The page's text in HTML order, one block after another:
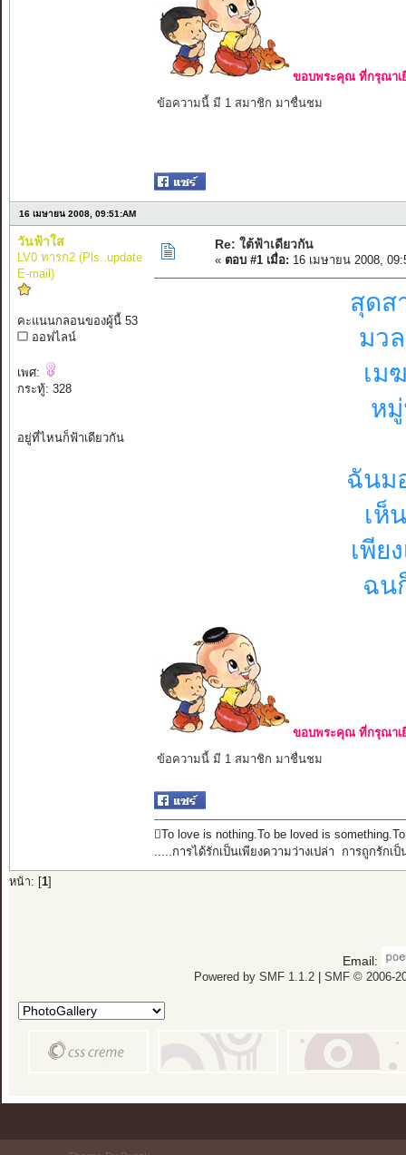
ขอบพระคุณ ที่กรุณาเ
ข้อความนี้ มี 1 สมาชิก มาชื่นชม
16 เมษายน 2008, 09:51:AM
วันฟ้าใส
LV0 ทารก2 (Pls..update
E-mail)
คะแนนกลอนของผู้นี้ 53
ออฟไลน์
เพศ:
กระทู้: 328
อยู่ที่ไหนก็ฟ้าเดียวกัน
Re: ใต้ฟ้าเดียวกัน
« ตอบ #1 เมื่อ: 16 เมษายน 2008,
สุดส
มว
เม
ห
ฉันม
เห็
เพีย
ฉน
ขอบพระคุณ ที่กรุณาเ
ข้อความนี้ มี 1 สมาชิก มาชื่นชม
To love is nothing.To be loved is
.....การได้รักเป็นเพียงความว่างเปล่า การถูกรัก
หน้า: [ 1]
Email:
Powered by SMF 1.1.2| SMF © 2006-